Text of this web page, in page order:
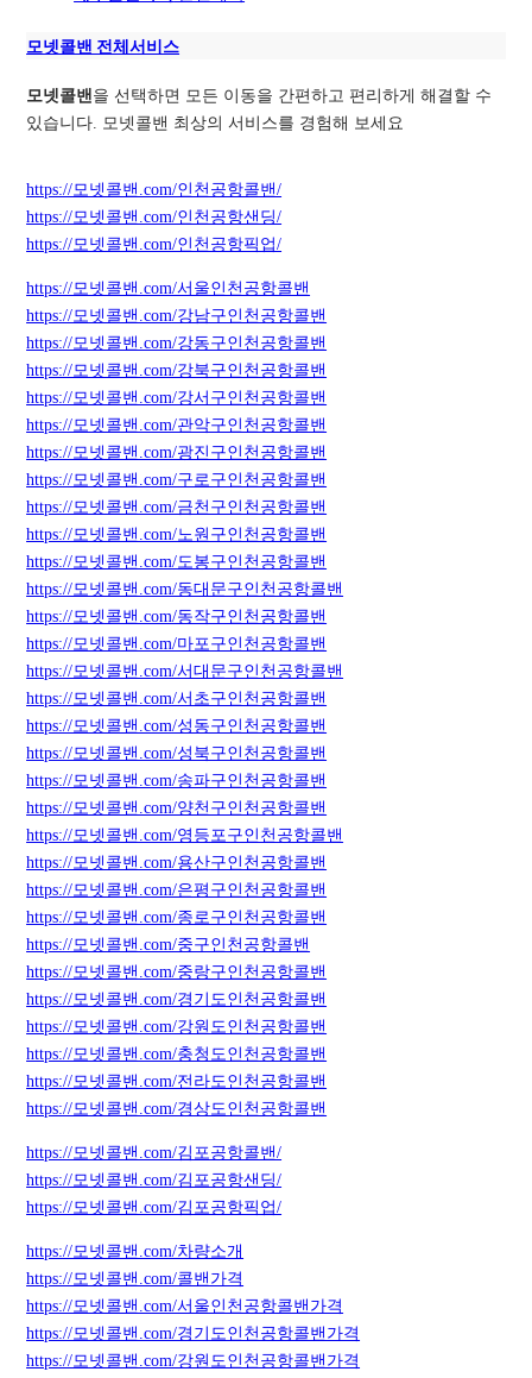
모넷콜밴 전체서비스
모넷콜밴을 선택하면 모든 이동을 간편하고 편리하게 해결할 수
있습니다. 모넷콜밴 최상의 서비스를 경험해 보세요
https://모넷콜밴.com/인천공항콜밴/
https://모넷콜밴.com/인천공항샌딩/
https://모넷콜밴.com/인천공항픽업/
https://모넷콜밴.com/서울인천공항콜밴
https://모넷콜밴.com/강남구인천공항콜밴
https://모넷콜밴.com/강동구인천공항콜밴
https://모넷콜밴.com/강북구인천공항콜밴
https://모넷콜밴.com/강서구인천공항콜밴
https://모넷콜밴.com/관악구인천공항콜밴
https://모넷콜밴.com/광진구인천공항콜밴
https://모넷콜밴.com/구로구인천공항콜밴
https://모넷콜밴.com/금천구인천공항콜밴
https://모넷콜밴.com/노원구인천공항콜밴
https://모넷콜밴.com/도봉구인천공항콜밴
https://모넷콜밴.com/동대문구인천공항콜밴
https://모넷콜밴.com/동작구인천공항콜밴
https://모넷콜밴.com/마포구인천공항콜밴
https://모넷콜밴.com/서대문구인천공항콜밴
https://모넷콜밴.com/서초구인천공항콜밴
https://모넷콜밴.com/성동구인천공항콜밴
https://모넷콜밴.com/성북구인천공항콜밴
https://모넷콜밴.com/송파구인천공항콜밴
https://모넷콜밴.com/양천구인천공항콜밴
https://모넷콜밴.com/영등포구인천공항콜밴
https://모넷콜밴.com/용산구인천공항콜밴
https://모넷콜밴.com/은평구인천공항콜밴
https://모넷콜밴.com/종로구인천공항콜밴
https://모넷콜밴.com/중구인천공항콜밴
https://모넷콜밴.com/중랑구인천공항콜밴
https://모넷콜밴.com/경기도인천공항콜밴
https://모넷콜밴.com/강원도인천공항콜밴
https://모넷콜밴.com/충청도인천공항콜밴
https://모넷콜밴.com/전라도인천공항콜밴
https://모넷콜밴.com/경상도인천공항콜밴
https://모넷콜밴.com/김포공항콜밴/
https://모넷콜밴.com/김포공항샌딩/
https://모넷콜밴.com/김포공항픽업/
https://모넷콜밴.com/차량소개
https://모넷콜밴.com/콜밴가격
https://모넷콜밴.com/서울인천공항콜밴가격
https://모넷콜밴.com/경기도인천공항콜밴가격
https://모넷콜밴.com/강원도인천공항콜밴가격